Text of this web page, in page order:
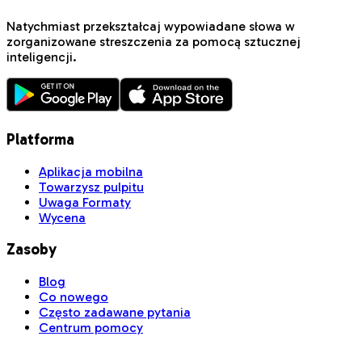
Natychmiast przekształcaj wypowiadane słowa w
zorganizowane streszczenia za pomocą sztucznej
inteligencji.
Platforma
Aplikacja mobilna
Towarzysz pulpitu
Uwaga Formaty
Wycena
Zasoby
Blog
Co nowego
Często zadawane pytania
Centrum pomocy